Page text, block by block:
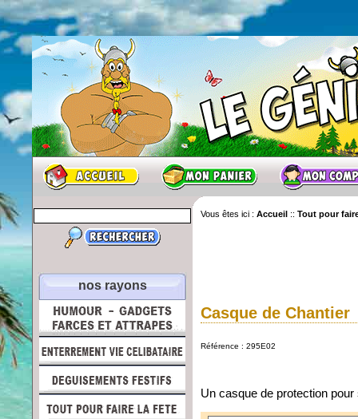
nos rayons
Vous êtes ici : Accueil :: Tout pour
Casque de Chantier
Référence : 295E02
Un casque de protection